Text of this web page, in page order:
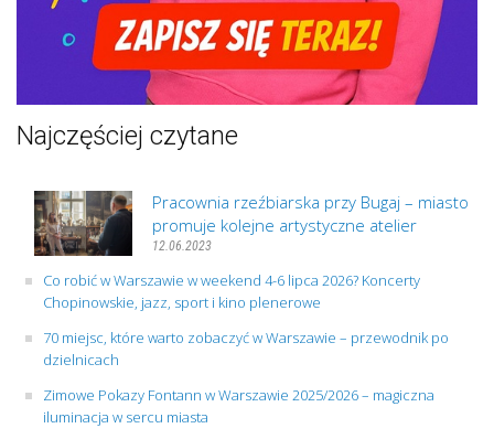
Najczęściej czytane
Pracownia rzeźbiarska przy Bugaj – miasto
promuje kolejne artystyczne atelier
12.06.2023
Co robić w Warszawie w weekend 4-6 lipca 2026? Koncerty
Chopinowskie, jazz, sport i kino plenerowe
70 miejsc, które warto zobaczyć w Warszawie – przewodnik po
dzielnicach
Zimowe Pokazy Fontann w Warszawie 2025/2026 – magiczna
iluminacja w sercu miasta